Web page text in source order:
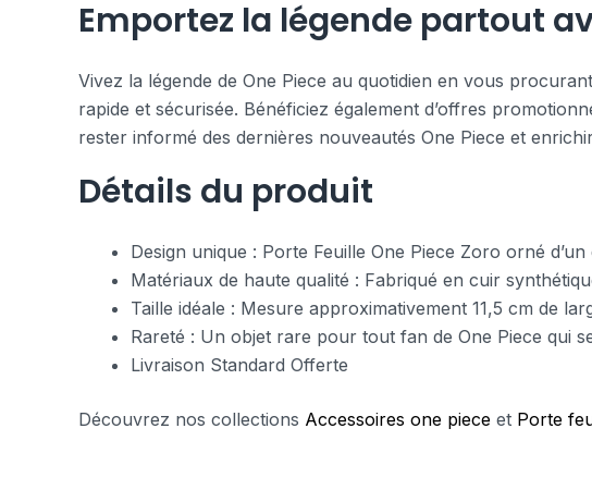
Emportez la légende partout
Vivez la légende de One Piece au quotidien en vous
rapide et sécurisée. Bénéficiez également d’offres
rester informé des dernières nouveautés One Piece et
Détails du produit
Design unique : Porte Feuille One Piece Zoro orné
Matériaux de haute qualité : Fabriqué en cuir
Taille idéale : Mesure approximativement 11,5 cm de
Rareté : Un objet rare pour tout fan de One Piece qui
Livraison Standard Offerte
Découvrez nos collections Accessoires one piece et Porte